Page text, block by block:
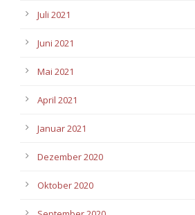
Juli 2021
Juni 2021
Mai 2021
April 2021
Januar 2021
Dezember 2020
Oktober 2020